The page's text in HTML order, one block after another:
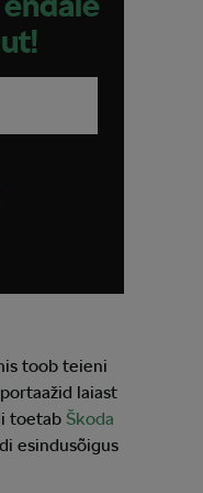
toob teieni
laiast
toetab Škoda
esindusõigus